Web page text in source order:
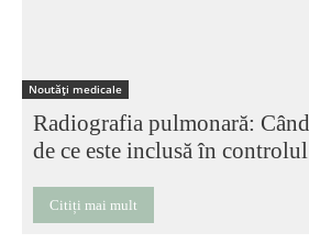
Noutăți medicale
Radiografia pulmonară: Când
de ce este inclusă în
Citiți mai mult